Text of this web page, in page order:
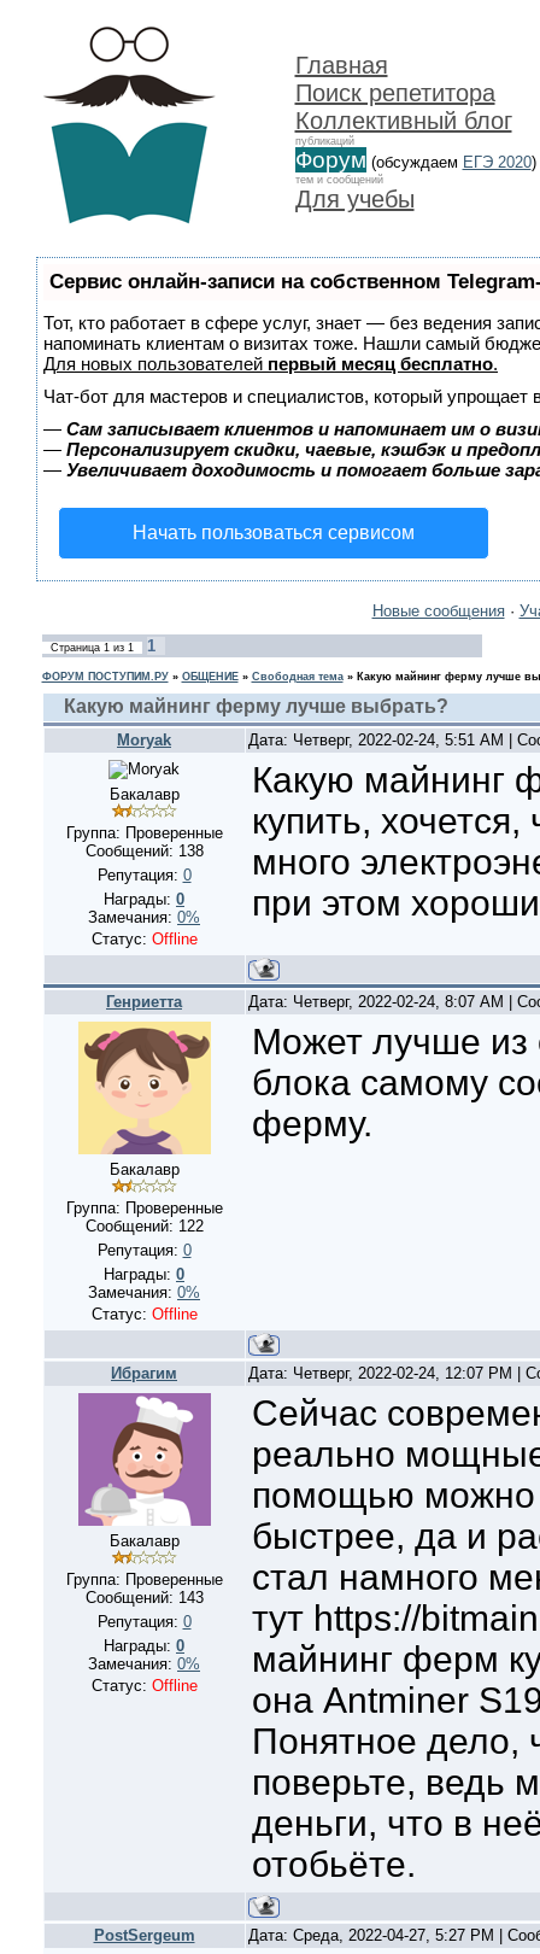
Главная
Поиск репетитора
Коллективный блог
публикаций
Форум (обсуждаем ЕГЭ 2020)
тем и сообщений
Для учебы
Сервис онлайн-записи на собственном
Тот, кто работает в сфере услуг, знает — без ведения
напоминать клиентам о визитах тоже. Нашли самый
Для новых пользователей первый месяц бесплатно.
Чат-бот для мастеров и специалистов, который упрощает
— Сам записывает клиентов и напоминает им о
— Персонализирует скидки, чаевые, кэшбэк и
— Увеличивает доходимость и помогает больше
Начать пользоваться сервисом
Новые сообщения·
Страница 1из 1 1
ФОРУМ ПОСТУПИМ.РУ» ОБЩЕНИЕ» Свободная тема» Какую майнинг ферму лучше
Какую майнинг ферму лучше выбрать?
Moryak Дата: Четверг, 2022-02-24, 5:51 AM |
Бакалавр
Группа: Проверенные
Сообщений: 138
Репутация: 0
Награды: 0
Замечания: 0%
Статус: Offline
Какую майнинг
купить,
много
при этом
Генриетта Дата: Четверг, 2022-02-24, 8:07 AM |
Бакалавр
Группа: Проверенные
Сообщений: 122
Репутация: 0
Награды: 0
Замечания: 0%
Статус: Offline
Может лучше из
блока самому
ферму.
Ибрагим Дата: Четверг, 2022-02-24, 12:07 PM |
Бакалавр
Группа: Проверенные
Сообщений: 143
Репутация: 0
Награды: 0
Замечания: 0%
Статус: Offline
Сейчас
реально
помощью можно
быстрее, да и
стал намного
тут https://
майнинг ферм
она Antminer
Понятное дело,
поверьте, ведь
деньги, что в
отобьёте.
PostSergeum
Дата: Среда, 2022-04-27, 5:27 PM |